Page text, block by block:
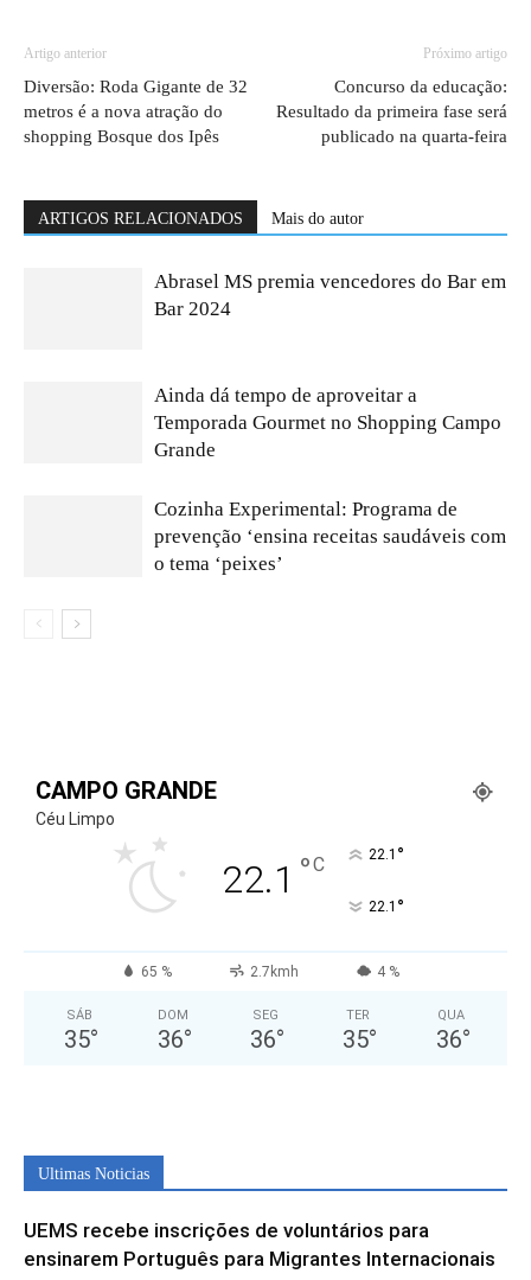
Artigo anterior
Diversão: Roda Gigante de 32
metros é a nova atração do
shopping Bosque dos Ipês
Próximo artigo
Concurso da educação:
Resultado da primeira fase será
publicado na quarta-feira
ARTIGOS RELACIONADOS Mais do autor
Abrasel MS premia vencedores do Bar em
Bar 2024
Ainda dá tempo de aproveitar a
Temporada Gourmet no Shopping Campo
Grande
Cozinha Experimental: Programa de
prevenção ‘ensina receitas saudáveis com
o tema ‘peixes’
CAMPO GRANDE
Céu Limpo
22.1 °C 22.1 °
22.1 °
65 % 2.7kmh 4 %
SÁB
35°
DOM
36°
SEG
36°
TER
35°
QUA
36°
Ultimas Noticias
UEMS recebe inscrições de voluntários para
ensinarem Português para Migrantes Internacionais